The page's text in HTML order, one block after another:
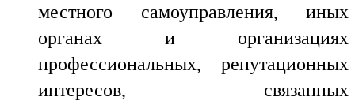
местного самоуправления, иных
органах и организациях
профессиональных, репутационных
интересов, связанных